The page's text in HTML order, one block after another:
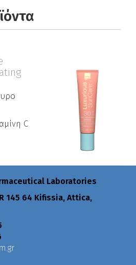
C
Laboratories
145 64 Κifissia, Attica,